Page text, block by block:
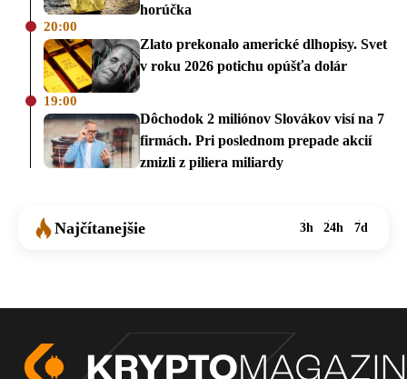
horúčka
20:00
Zlato prekonalo americké dlhopisy. Svet
v roku 2026 potichu opúšťa dolár
19:00
Dôchodok 2 miliónov Slovákov visí na 7
firmách. Pri poslednom prepade akcií
zmizli z piliera miliardy
Najčítanejšie 3h 24h 7d